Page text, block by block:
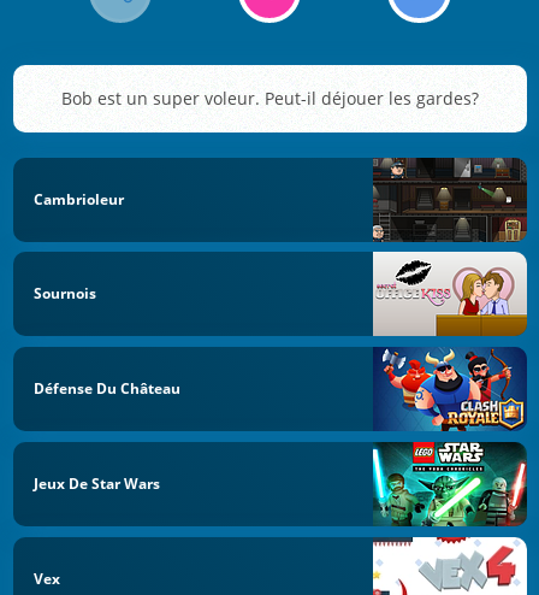
Bob est un super voleur. Peut-il déjouer les gardes?
Cambrioleur
Sournois
Défense Du Château
Jeux De Star Wars
Vex